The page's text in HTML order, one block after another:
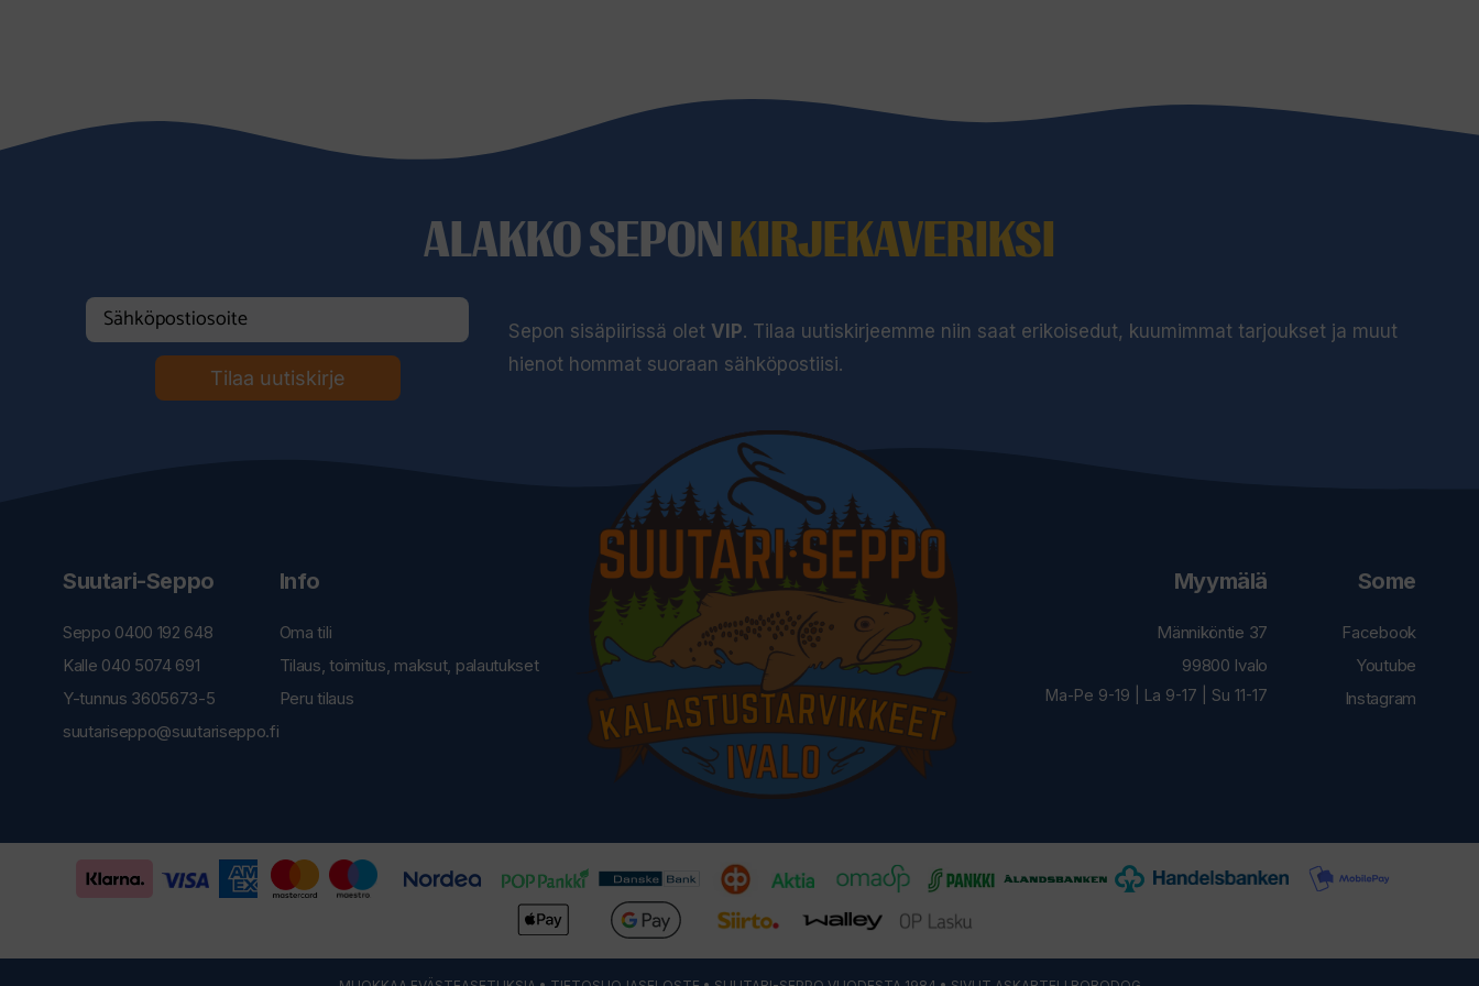
ALAKKO SEPONKIRJEKAVERIKSI
Tilaa uutiskirje
Sepon sisäpiirissä oletVIP. Tilaa uutiskirjeemme niin saat erikoisedut, kuumimmat tarjoukset ja muut
hienot hommat suoraan sähköpostiisi.
Suutari-Seppo
Seppo 0400 192 648
Kalle 040 5074 691
Y-tunnus 3605673-5
suutariseppo@suutariseppo.fi
Info
Oma tili
Tilaus, toimitus, maksut, palautukset
Peru tilaus
Myymälä
Männiköntie 37
99800 Ivalo
Ma-Pe 9-19 | La 9-17 | Su 11-17
Some
Facebook
Youtube
Instagram